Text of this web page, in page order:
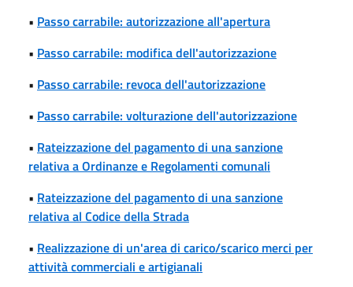
• Passo carrabile: autorizzazione all'apertura
• Passo carrabile: modifica dell'autorizzazione
• Passo carrabile: revoca dell'autorizzazione
• Passo carrabile: volturazione dell'autorizzazione
• Rateizzazione del pagamento di una sanzione
relativa a Ordinanze e Regolamenti comunali
• Rateizzazione del pagamento di una sanzione
relativa al Codice della Strada
• Realizzazione di un'area di carico/scarico merci per
attività commerciali e artigianali